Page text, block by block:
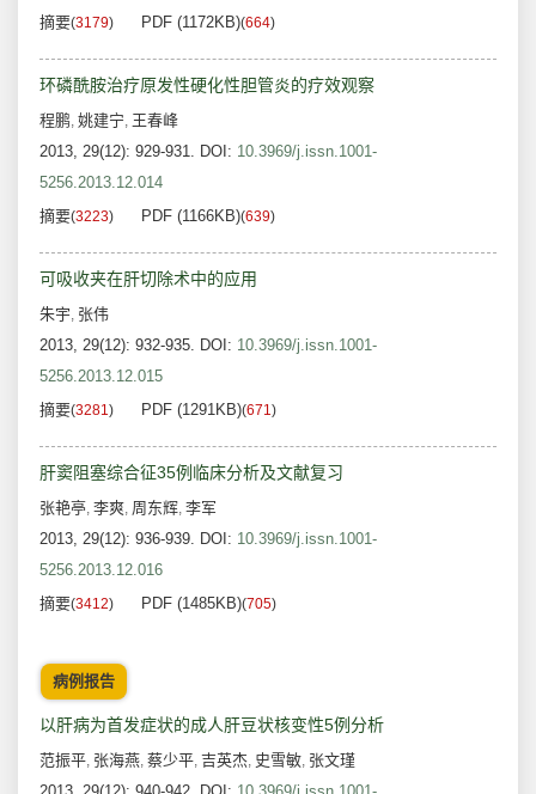
摘要(3179) PDF (1172KB)(664)
环磷酰胺治疗原发性硬化性胆管炎的疗效观察
程鹏, 姚建宁, 王春峰
2013, 29(12): 929-931. DOI: 10.3969/j.issn.1001-
5256.2013.12.014
摘要(3223) PDF (1166KB)(639)
可吸收夹在肝切除术中的应用
朱宇, 张伟
2013, 29(12): 932-935. DOI: 10.3969/j.issn.1001-
5256.2013.12.015
摘要(3281) PDF (1291KB)(671)
肝窦阻塞综合征35例临床分析及文献复习
张艳亭, 李爽, 周东辉, 李军
2013, 29(12): 936-939. DOI: 10.3969/j.issn.1001-
5256.2013.12.016
摘要(3412) PDF (1485KB)(705)
病例报告
以肝病为首发症状的成人肝豆状核变性5例分析
范振平, 张海燕, 蔡少平, 吉英杰, 史雪敏, 张文瑾